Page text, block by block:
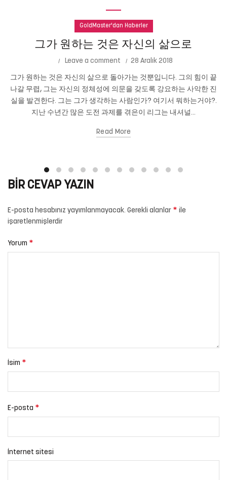
GoldMaster'dan Haberler
그가 원하는 것은 자신의 삶으로
Leave a comment 28 Aralık 2018
그가 원하는 것은 자신의 삶으로 돌아가는 것뿐입니다. 그의 힘이 끝
나갈 무렵, 그는 자신의 정체성에 의문을 갖도록 강요하는 사악한 진
실을 발견한다. 그는 그가 생각하는 사람인가? 여기서 뭐하는거야?.
지난 수년간 많은 도전 과제를 겪은이 리그는 내셔널...
Read More
BIR CEVAP YAZIN
E-posta hesabınız yayımlanmayacak. Gerekli alanlar * ile
işaretlenmişlerdir
Yorum *
İsim *
E-posta *
İnternet sitesi